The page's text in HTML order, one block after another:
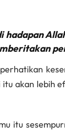
hadapan
akan lebih
itu